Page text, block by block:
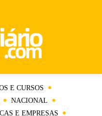
E CURSOS
NACIONAL
E EMPRESAS